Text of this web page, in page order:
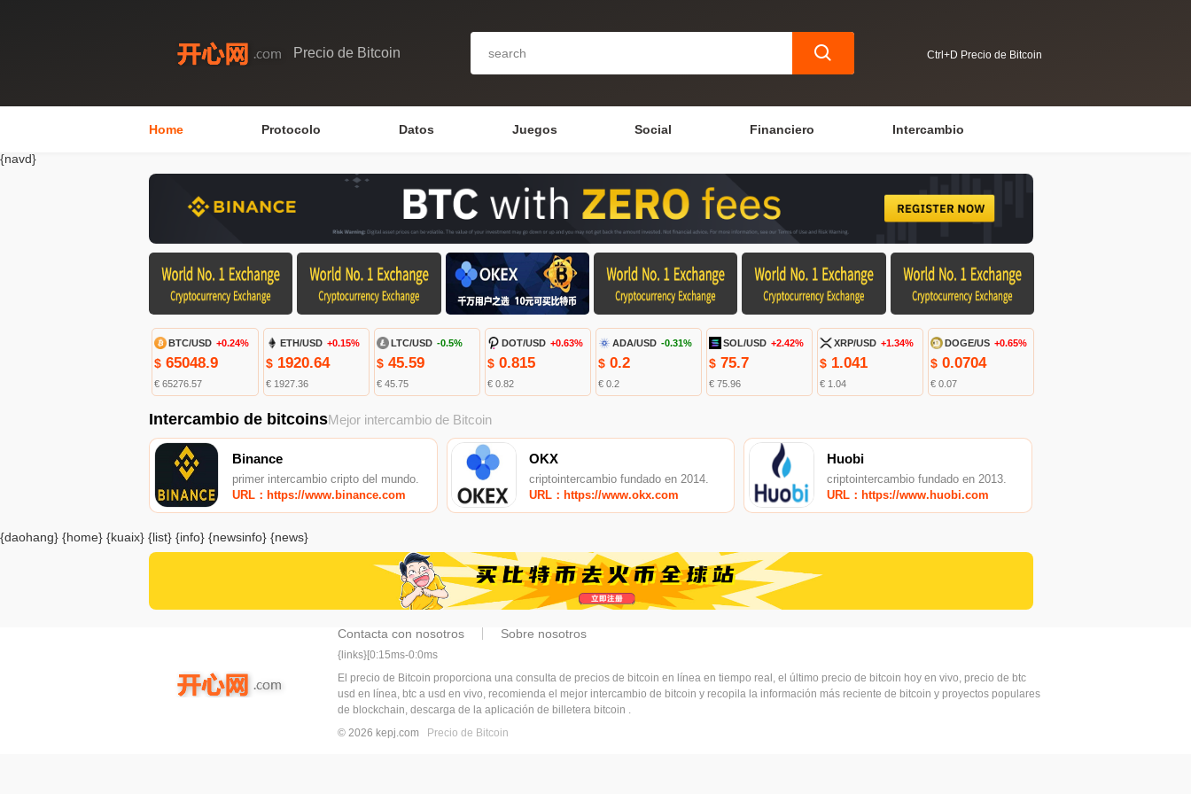
Precio de Bitcoin Ctrl+D Precio de Bitcoin
Home Protocolo Datos Juegos Social Financiero Intercambio
{navd}
BTC/USD +0.24%
$ 65048.9
€ 65276.57
ETH/USD +0.15%
$1920.64
€ 1927.36
LTC/USD -0.5%
$45.59
€ 45.75
DOT/USD +0.63%
$0.815
€ 0.82
ADA/USD -0.31%
$0.2
€ 0.2
SOL/USD +2.42%
$ 75.7
€ 75.96
XRP/USD +1.34%
$ 1.041
€ 1.04
DOGE/US +0.65%
$ 0.0704
€ 0.07
Intercambio de bitcoinsMejor intercambio de Bitcoin
Binance
primer intercambio cripto del mundo.
URL：https://www.binance.com
OKX
criptointercambio fundado en 2014.
URL：https://www.okx.com
Huobi
criptointercambio fundado en 2013.
URL：https://www.huobi.com
{daohang} {home} {kuaix} {list} {info} {newsinfo} {news}
Contacta con nosotros Sobre nosotros
{links}[0:15ms-0:0ms
El precio de Bitcoin proporciona una consulta de precios de bitcoin en línea en tiempo real, el último precio de bitcoin hoy en vivo, precio de btc
usd en línea, btc a usd en vivo, recomienda el mejor intercambio de bitcoin y recopila la información más reciente de bitcoin y proyectos populares
de blockchain, descarga de la aplicación de billetera bitcoin .
© 2026 kepj.com
Precio de Bitcoin